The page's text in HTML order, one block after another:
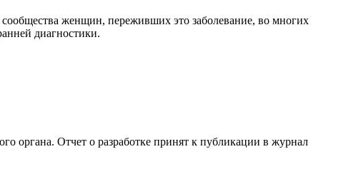
женщин, переживших это заболевание, во многих
диагностики.
органа. Отчет о разработке принят к публикации в журнал